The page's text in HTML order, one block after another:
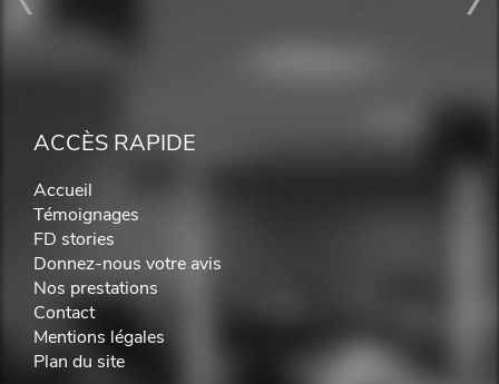
ACCÈS RAPIDE
Accueil
Témoignages
FD stories
Donnez-nous votre avis
Nos prestations
Contact
Mentions légales
Plan du site